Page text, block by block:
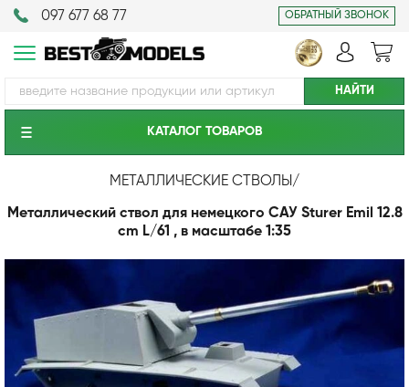
097 677 68 77 ОБРАТНЫЙ ЗВОНОК
КАТАЛОГ ТОВАРОВ
МЕТАЛЛИЧЕСКИЕ СТВОЛЫ /
Металлический ствол для немецкого САУ Sturer Emil 12.8
cm L/61 , в масштабе 1:35